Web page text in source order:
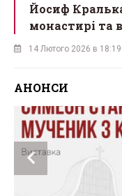
Йосиф
монастирі та
14 Лютого 2026 в 18:19
АНОНСИ